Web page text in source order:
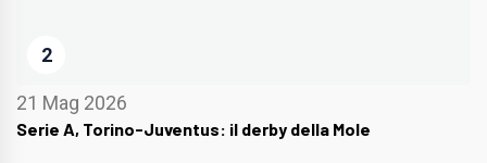
2
21 Mag 2026
Serie A, Torino-Juventus: il derby della Mole